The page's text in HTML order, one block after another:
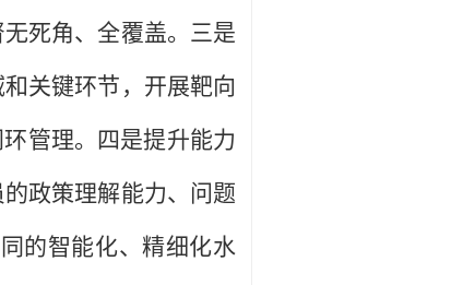
死角、全覆盖。三是
关键环节，开展靶向
管理。四是提升能力
政策理解能力、问题
的智能化、精细化水